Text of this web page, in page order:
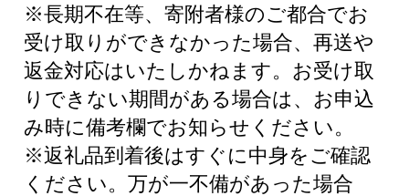
※長期不在等、寄附者様のご都合でお
受け取りができなかった場合、再送や
返金対応はいたしかねます。お受け取
りできない期間がある場合は、お申込
み時に備考欄でお知らせください。
※返礼品到着後はすぐに中身をご確認
ください。万が一不備があった場合